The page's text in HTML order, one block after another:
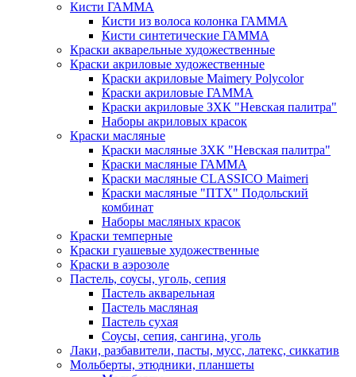
Кисти ГАММА
Кисти из волоса колонка ГАММА
Кисти синтетические ГАММА
Краски акварельные художественные
Краски акриловые художественные
Краски акриловые Maimery Polycolor
Краски акриловые ГАММА
Краски акриловые ЗХК "Невская палитра"
Наборы акриловых красок
Краски масляные
Краски масляные ЗХК "Невская палитра"
Краски масляные ГАММА
Краски масляные CLASSICO Maimeri
Краски масляные "ПТХ" Подольский
комбинат
Наборы масляных красок
Краски темперные
Краски гуашевые художественные
Краски в аэрозоле
Пастель, соусы, уголь, сепия
Пастель акварельная
Пастель масляная
Пастель сухая
Соусы, сепия, сангина, уголь
Лаки, разбавители, пасты, мусс, латекс, сиккатив
Мольберты, этюдники, планшеты